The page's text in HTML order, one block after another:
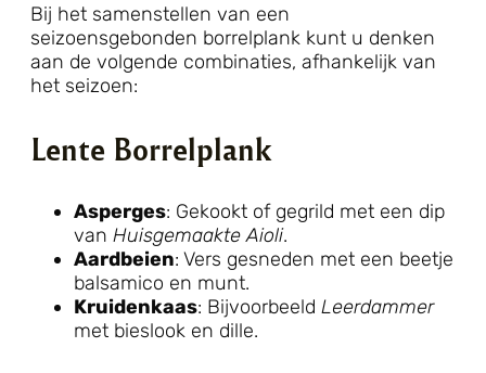
Bij het samenstellen van een
seizoensgebonden borrelplank kunt u denken
aan de volgende combinaties, afhankelijk van
het seizoen:
Lente Borrelplank
Asperges: Gekookt of gegrild met een dip
van Huisgemaakte Aioli.
Aardbeien: Vers gesneden met een beetje
balsamico en munt.
Kruidenkaas: Bijvoorbeeld Leerdammer
met bieslook en dille.